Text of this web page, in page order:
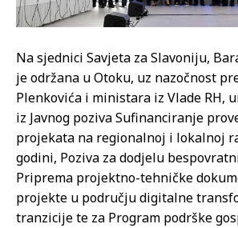
Na sjednici Savjeta za Slavoniju,
je održana u Otoku, uz nazočnost
Plenkovića i ministara iz Vlade RH,
iz Javnog poziva Sufinanciranje
projekata na regionalnoj i lokalnoj
godini, Poziva za dodjelu
Priprema projektno-tehničke
projekte u području digitalne
tranzicije te za Program podrške